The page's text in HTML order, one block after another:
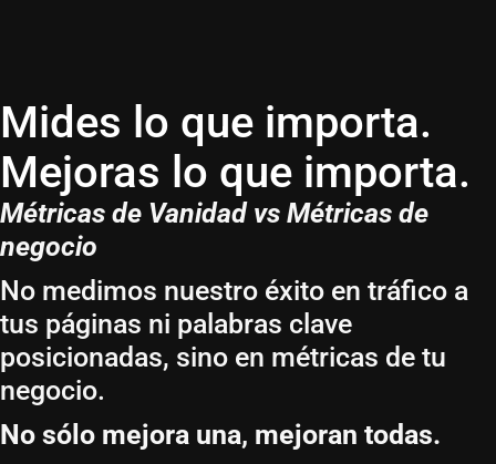
Mides lo que importa.
Mejoras lo que importa.
Métricas de Vanidad vs Métricas de
negocio
No medimos nuestro éxito en tráfico a
tus páginas ni palabras clave
posicionadas, sino en métricas de tu
negocio.
No sólo mejora una, mejoran todas.